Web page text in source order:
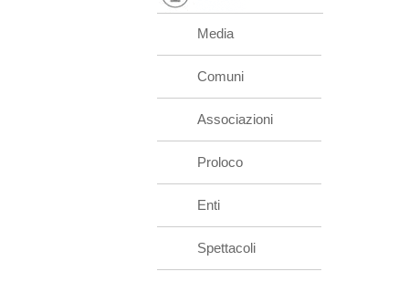
Media
Comuni
Associazioni
Proloco
Enti
Spettacoli